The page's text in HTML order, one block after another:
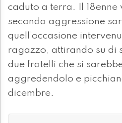
caduto a terra. Il 18enne
seconda aggressione
quell’occasione
ragazzo, attirando su di
due fratelli che si
aggredendolo e
dicembre.